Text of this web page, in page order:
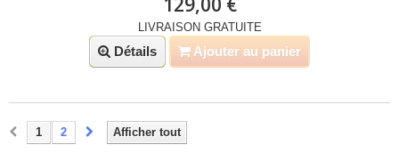
LIVRAISON GRATUITE
Détails Ajouter au panier
Afficher tout
1 2